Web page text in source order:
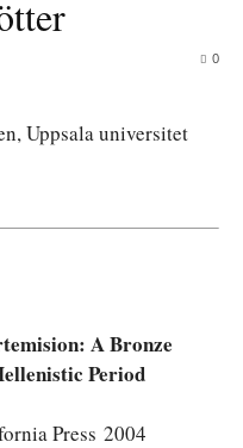
0
Uppsala universitet
A Bronze
Period
Press 2004